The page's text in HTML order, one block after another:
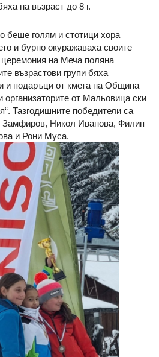
на възраст до 8 г.
беше голям и стотици хора
и бурно окуражаваха своите
на Меча поляна
възрастови групи бяха
и подаръци от кмета на Община
от Мальовица ски
Тазгодишните победители са
Замфиров, Никол Иванова, Филип
и Рони Муса.